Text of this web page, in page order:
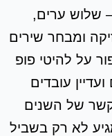
שלוש ערים,
של מוזיקה ומבחר שירים
על להיטי פופ
עובדים
של השנים
לא רק בשביל